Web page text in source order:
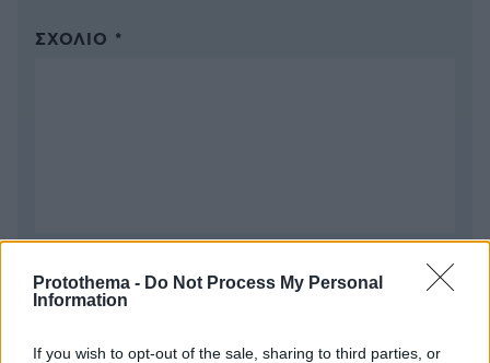
Protothema - Do Not Process My Personal
Information
If you wish to opt-out of the sale, sharing to third parties, or
ΣΧΌΛΙΟ *
Απομένουν2500χαρακτήρες